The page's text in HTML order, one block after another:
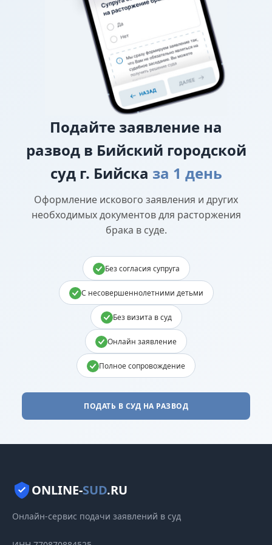
О лишении или ограничении родительских
Подайте заявление на
развод в Бийский городской
суд г. Бийска за 1 день
Оформление искового заявления и других
необходимых документов для расторжения
брака в суде.
Без согласия супруга
С несовершеннолетними детьми
Без визита в суд
Онлайн заявление
Полное сопровождение
ПОДАТЬ В СУД НА РАЗВОД
ONLINE-SUD.RU
Онлайн-сервис подачи заявлений в суд